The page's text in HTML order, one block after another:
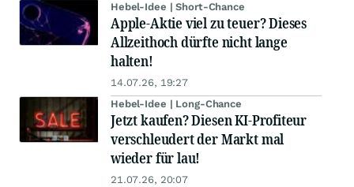
Hebel-Idee | Short-Chance
Apple-Aktie viel zu teuer? Dieses
Allzeithoch dürfte nicht lange
halten!
14.07.26, 19:27
Hebel-Idee | Long-Chance
Jetzt kaufen? Diesen KI-Profiteur
verschleudert der Markt mal
wieder für lau!
21.07.26, 20:07